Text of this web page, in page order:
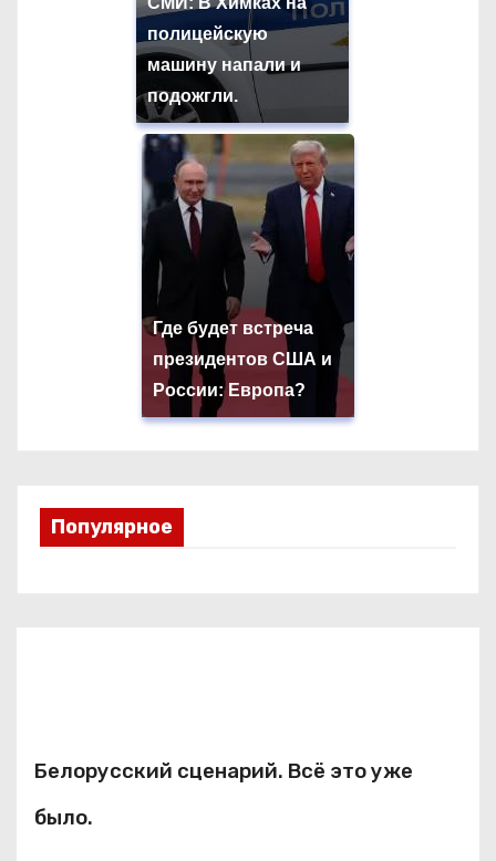
полицейскую
машину напали и
подожгли.
Где будет встреча
президентов США и
России: Европа?
Популярное
Белорусский сценарий. Всё это уже
было.